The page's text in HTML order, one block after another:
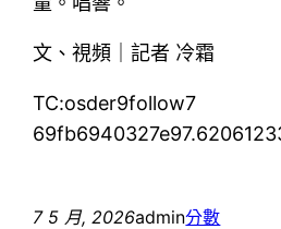
文、視頻｜記者 冷霜
TC:osder9follow7
7 5 月, 2026admin分數